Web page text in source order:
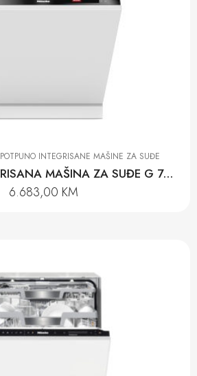
POTPUNO INTEGRISANE MAŠINE ZA SUĐE
POTPUNO INTEGRISANA MAŠINA ZA SUĐE G 7985 SCVi XXL AUTODOS K2O
6.683,00 KM